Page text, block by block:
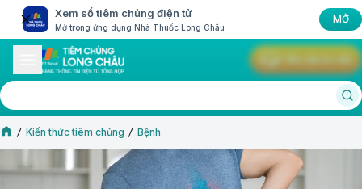
Xem sổ tiêm chủng điện tử
Mở trong ứng dụng Nhà Thuốc Long Châu
MỞ
Kiến thức tiêm chủng Bệnh